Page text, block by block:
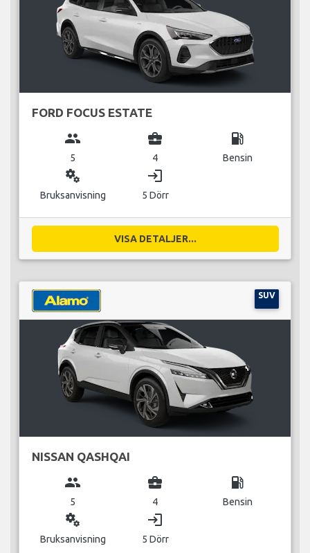
FORD FOCUS ESTATE
group
5
business_center
4
local_gas_station
Bensin
miscellaneous_services
Bruksanvisning
login
5 Dörr
VISA DETALJER...
SUV
NISSAN QASHQAI
group
5
business_center
4
local_gas_station
Bensin
miscellaneous_services
Bruksanvisning
login
5 Dörr